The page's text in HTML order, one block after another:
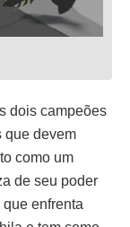
dois campeões
que devem
como um
de seu poder
enfrenta